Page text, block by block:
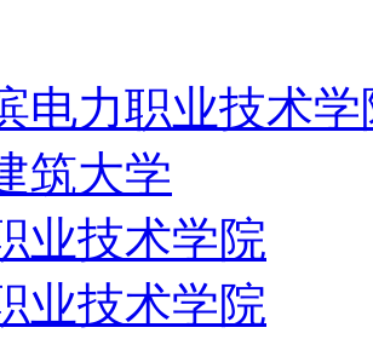
电力职业技术学
筑大学
业技术学院
业技术学院